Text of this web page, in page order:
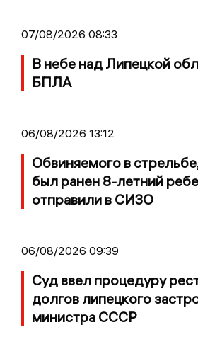
07/08/2026 08:33
В небе над Липецкой
БПЛА
06/08/2026 13:12
Обвиняемого в
был ранен 8-летний
отправили в СИЗО
06/08/2026 09:39
Суд ввел процедуру
долгов липецкого
министра СССР